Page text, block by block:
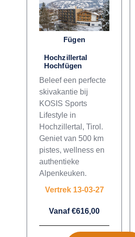
Fügen
Hochzillertal
Hochfügen
Beleef een perfecte
skivakantie bij
KOSIS Sports
Lifestyle in
Hochzillertal, Tirol.
Geniet van 500 km
pistes, wellness en
authentieke
Alpenkeuken.
Vertrek 13-03-27
Vanaf €616,00